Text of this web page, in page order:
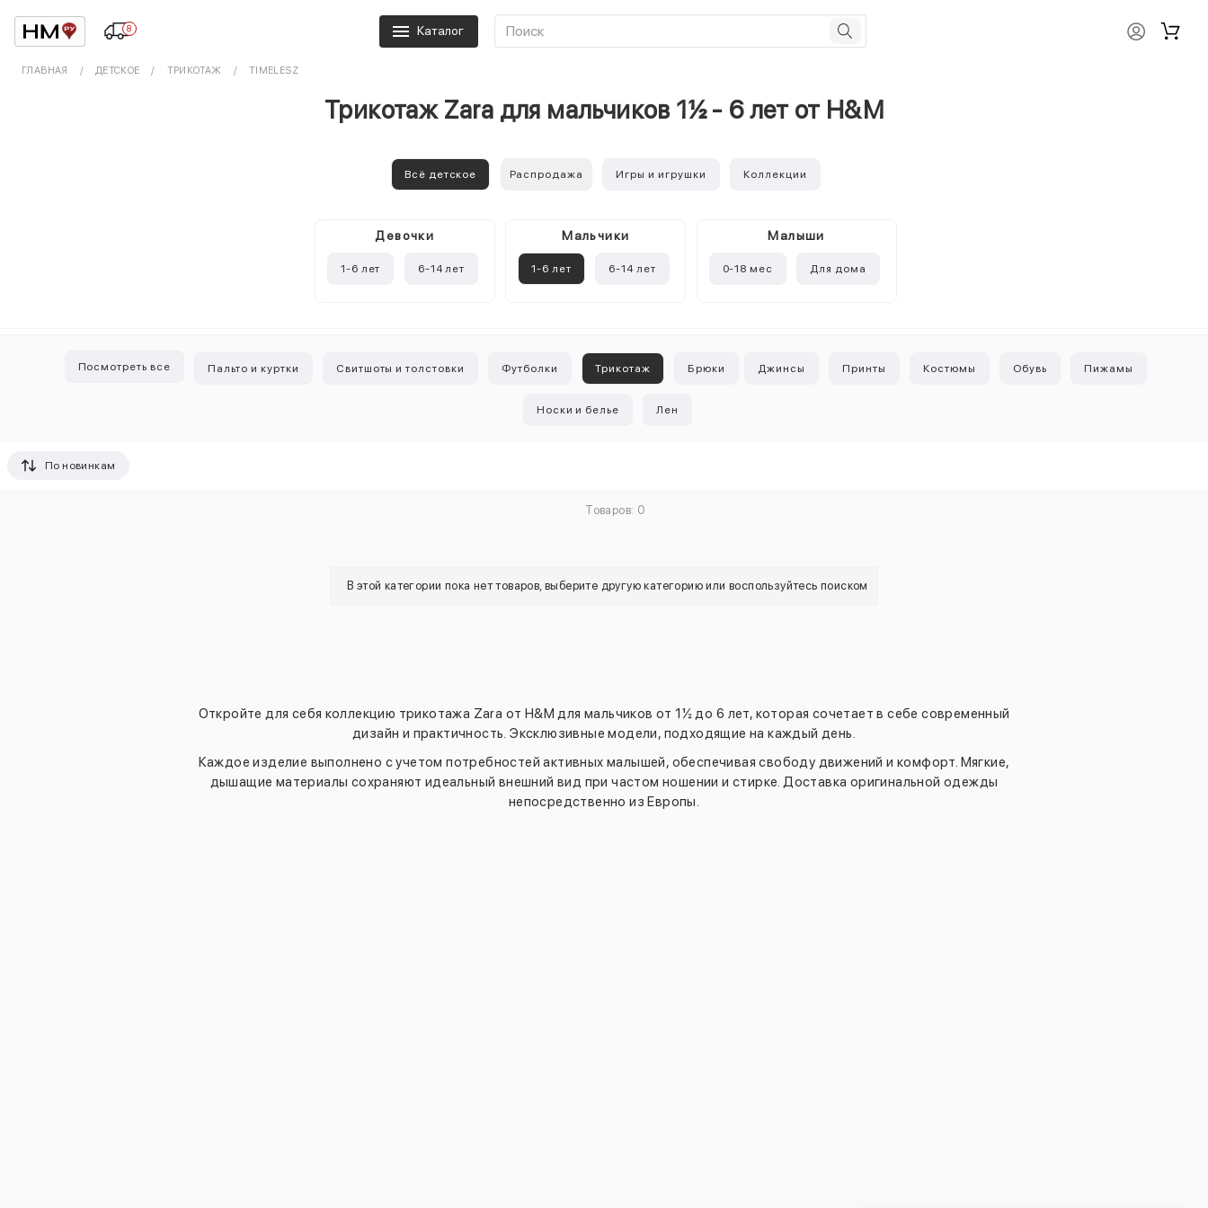
8 Каталог
ГЛАВНАЯ ДЕТСКОЕ ТРИКОТАЖ TIMELESZ
Трикотаж Zara для мальчиков 1½ - 6 лет от H&M
Всё детское Распродажа Игры и игрушки Коллекции
Девочки
1-6 лет 6-14 лет
Mальчики
1-6 лет 6-14 лет
Малыши
0-18 мес Для дома
Посмотреть все Пальто и куртки Свитшоты и толстовки Футболки Трикотаж Брюки Джинсы Принты Костюмы Обувь Пижамы
Носки и белье Лен
По новинкам
Товаров: 0
В этой категории пока нет товаров, выберите другую категорию или воспользуйтесь поиском
Откройте для себя коллекцию трикотажа Zara от H&M для мальчиков от 1½ до 6 лет, которая сочетает в себе современный
дизайн и практичность. Эксклюзивные модели, подходящие на каждый день.
Каждое изделие выполнено с учетом потребностей активных малышей, обеспечивая свободу движений и комфорт. Мягкие,
дышащие материалы сохраняют идеальный внешний вид при частом ношении и стирке. Доставка оригинальной одежды
непосредственно из Европы.